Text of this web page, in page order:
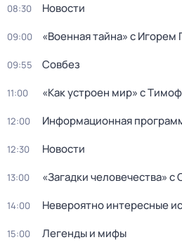
08:30 Новости
09:00 «Военная тайна» с
09:55 Совбез
11:00 «Как устроен мир» с
12:00 Информационная
12:30 Новости
13:00 «Загадки человечества»
14:00 Невероятно интересные
15:00 Легенды и мифы